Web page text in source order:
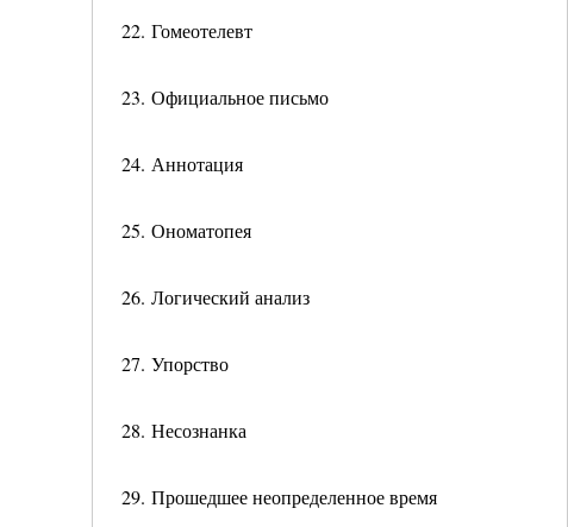
22. Гомеотелевт
23. Официальное письмо
24. Аннотация
25. Ономатопея
26. Логический анализ
27. Упорство
28. Несознанка
29. Прошедшее неопределенное время